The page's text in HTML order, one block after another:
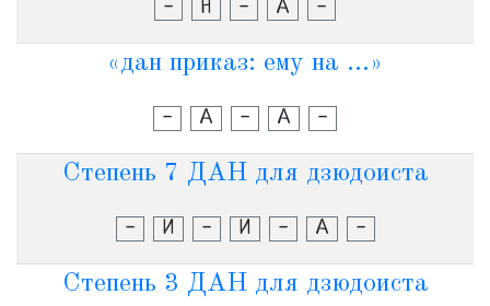
- Н - А -
«дан приказ: ему на ...»
- А - А -
Степень 7 ДАН для дзюдоиста
- И - И - А -
Степень 3 ДАН для дзюдоиста